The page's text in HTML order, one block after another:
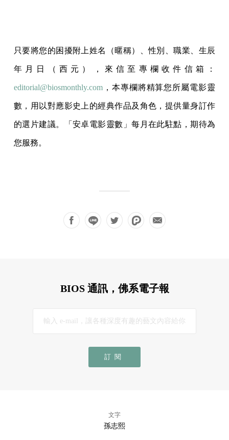
只要將您的困擾附上姓名（暱稱）、性別、職業、生辰
年月日（西元），來信至專欄收件信箱：
editorial@biosmonthly.com ，本專欄將精算您所屬電影靈
數，用以對應影史上的經典作品及角色，提供量身訂作
的選片建議。「安卓電影靈數」每月在此駐點，期待為
您服務。
BIOS 通訊，佛系電子報
訂閱
文字
孫志熙